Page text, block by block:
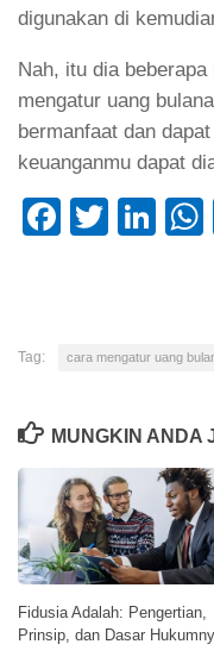
digunakan di
Nah, itu dia
mengatur uang
bermanfaat dan
keuanganmu dapat
Tag: cara mengatur uang
MUNGKIN ANDA
Fidusia Adalah: Pengertian,
Prinsip, dan Dasar